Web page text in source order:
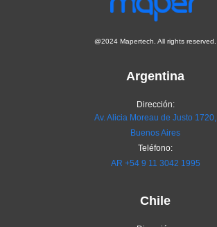
@2024 Mapertech. All rights reserved.
Argentina
Dirección:
Av. Alicia Moreau de Justo 1720,
Buenos Aires
Teléfono:
AR +54 9 11 3042 1995
Chile